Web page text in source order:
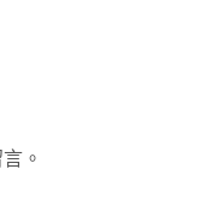
。